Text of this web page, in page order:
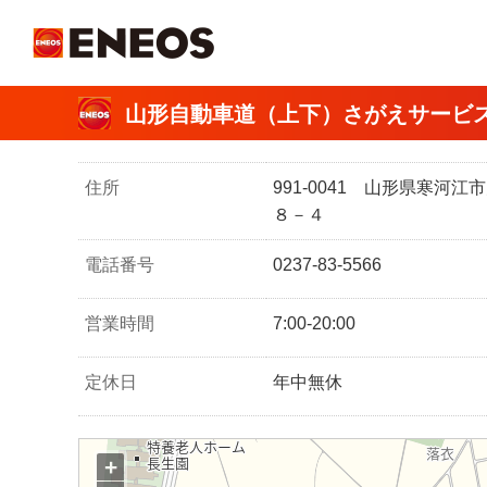
山形自動車道（上下）さがえサー
住所
991-0041 山形県寒河江市
８－４
電話番号 0237-83-5566
営業時間 7:00-20:00
定休日 年中無休
+